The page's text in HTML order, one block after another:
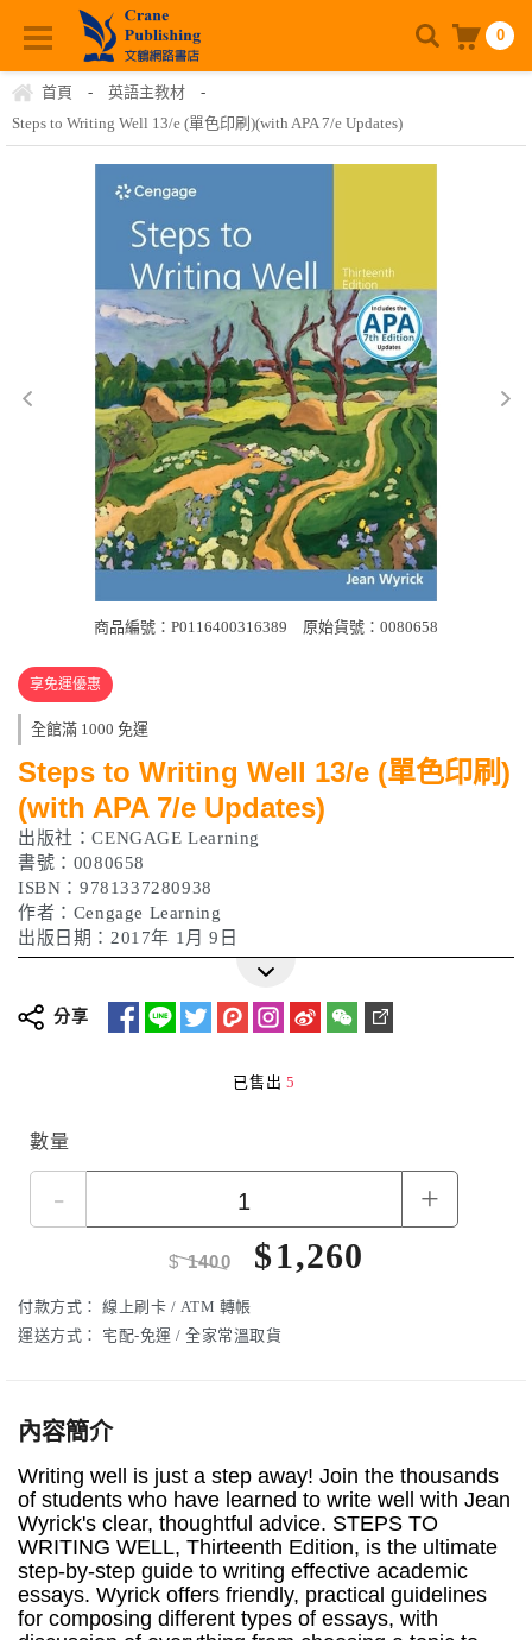
0
首頁 - 英語主教材
-
Steps to Writing Well 13/e (單色印刷)(with APA 7/e Updates)
商品編號：P0116400316389 原始貨號：0080658
享免運優惠
全館滿 1000 免運
Steps to Writing Well 13/e (單色印刷)
(with APA 7/e Updates)
出版社：CENGAGE Learning
書號：0080658
ISBN：9781337280938
作者：Cengage Learning
出版日期：2017年 1月 9日
分享
已售出 5
數量
- +
$1400 $1,260
付款方式： 線上刷卡 / ATM 轉帳
運送方式：
宅配-免運 / 全家常溫取貨
內容簡介
Writing well is just a step away! Join the thousands
of students who have learned to write well with Jean
Wyrick's clear, thoughtful advice. STEPS TO
WRITING WELL, Thirteenth Edition, is the ultimate
step-by-step guide to writing effective academic
essays. Wyrick offers friendly, practical guidelines
for composing different types of essays, with